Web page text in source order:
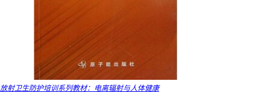
放射卫生防护培训系列教材：电离辐射与人体健康